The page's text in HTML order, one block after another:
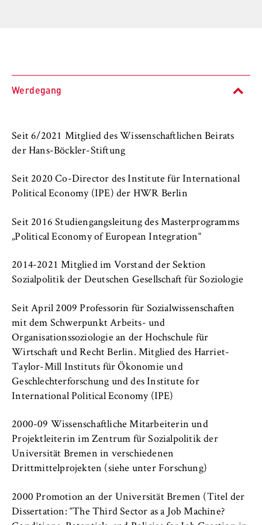
r
l
S
c
o
o
o
f
c
o
o
m
i
c
s
a
n
L
a
w
Fachbereiche und BPS
Serviceeinrichtungen
Werdegang
Seit 6/2021 Mitglied des Wissenschaftlichen Beirats
der Hans-Böckler-Stiftung
Seit 2020 Co-Director des Institute für International
Political Economy (IPE) der HWR Berlin
Seit 2016 Studiengangsleitung des Masterprogramms
„Political Economy of European Integration“
2014-2021 Mitglied im Vorstand der Sektion
Sozialpolitik der Deutschen Gesellschaft für Soziologie
Seit April 2009 Professorin für Sozialwissenschaften
mit dem Schwerpunkt Arbeits- und
Organisationssoziologie an der Hochschule für
Wirtschaft und Recht Berlin. Mitglied des Harriet-
Taylor-Mill Instituts für Ökonomie und
Geschlechterforschung und des Institute for
International Political Economy (IPE)
2000-09 Wissenschaftliche Mitarbeiterin und
Projektleiterin im Zentrum für Sozialpolitik der
Universität Bremen in verschiedenen
Drittmittelprojekten (siehe unter Forschung)
2000 Promotion an der Universität Bremen (Titel der
Dissertation: “The Third Sector as a Job Machine?
Domäne. Dadurch wird verhindert, dass das
Cookie Laufzeit:
1 Jahr
TYPO3 Frontend Nutzer
Name:
fe_typo_user
Anbieter:
Betreiber dieser Website
Dient der Identifizierung der
Browsersitzung für eingeloggte Frontend-
Benutzer (z. B. im geschützten
Mitgliederbereich). Er speichert die
Session-ID und sorgt dafür, dass der Nutzer
während des Besuchs eingeloggt bleibt.
Cookie Laufzeit:
MARKETING
Name: